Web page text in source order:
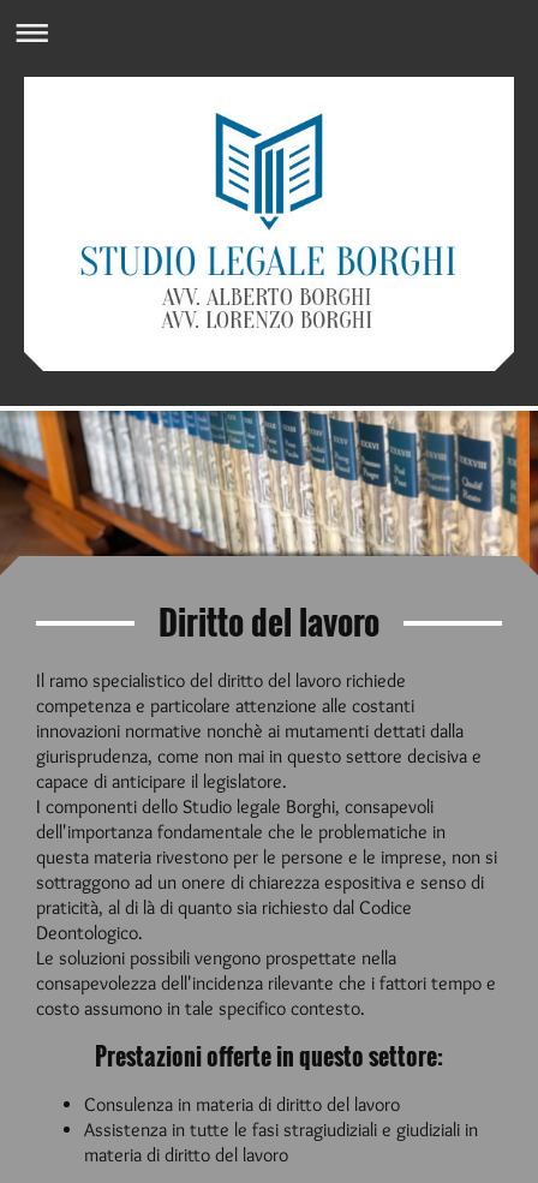
Diritto del lavoro
Il ramo specialistico del diritto del lavoro richiede
competenza e particolare attenzione alle costanti
innovazioni normative nonchè ai mutamenti dettati dalla
giurisprudenza, come non mai in questo settore decisiva e
capace di anticipare il legislatore.
I componenti dello Studio legale Borghi, consapevoli
dell'importanza fondamentale che le problematiche in
questa materia rivestono per le persone e le imprese, non si
sottraggono ad un onere di chiarezza espositiva e senso di
praticità, al di là di quanto sia richiesto dal Codice
Deontologico.
Le soluzioni possibili vengono prospettate nella
consapevolezza dell'incidenza rilevante che i fattori tempo e
costo assumono in tale specifico contesto.
Prestazioni offerte in questo settore:
Consulenza in materia di diritto del lavoro
Assistenza in tutte le fasi stragiudiziali e giudiziali in
materia di diritto del lavoro